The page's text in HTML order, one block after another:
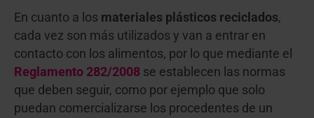
En cuanto a los materiales plásticos reciclados,
cada vez son más utilizados y van a entrar en
contacto con los alimentos, por lo que mediante el
Reglamento 282/2008 se establecen las normas
que deben seguir, como por ejemplo que solo
puedan comercializarse los procedentes de un